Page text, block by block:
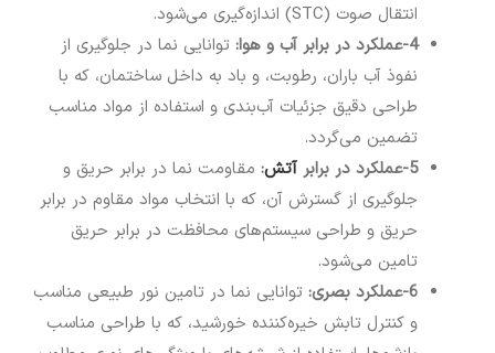
انتقال صوت (STC) اندازه‌گیری می‌شود.
4-عملکرد در برابر آب و هوا
: توانایی نما در جلوگیری از
نفوذ آب باران، رطوبت، و باد به داخل ساختمان، که با
طراحی دقیق جزئیات آب‌بندی و استفاده از مواد مناسب
تضمین می‌گردد.
5-عملکرد در برابر
آتش: مقاومت نما در برابر حریق و
جلوگیری از گسترش آن، که با انتخاب مواد مقاوم در برابر
حریق و طراحی سیستم‌های محافظت در برابر حریق
تامین می‌شود.
6-عملکرد بصری
: توانایی نما در تامین نور طبیعی مناسب
و کنترل تابش خیره‌کننده خورشید، که با طراحی مناسب